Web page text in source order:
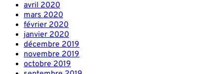
avril 2020
mars 2020
février 2020
janvier 2020
décembre 2019
novembre 2019
octobre 2019